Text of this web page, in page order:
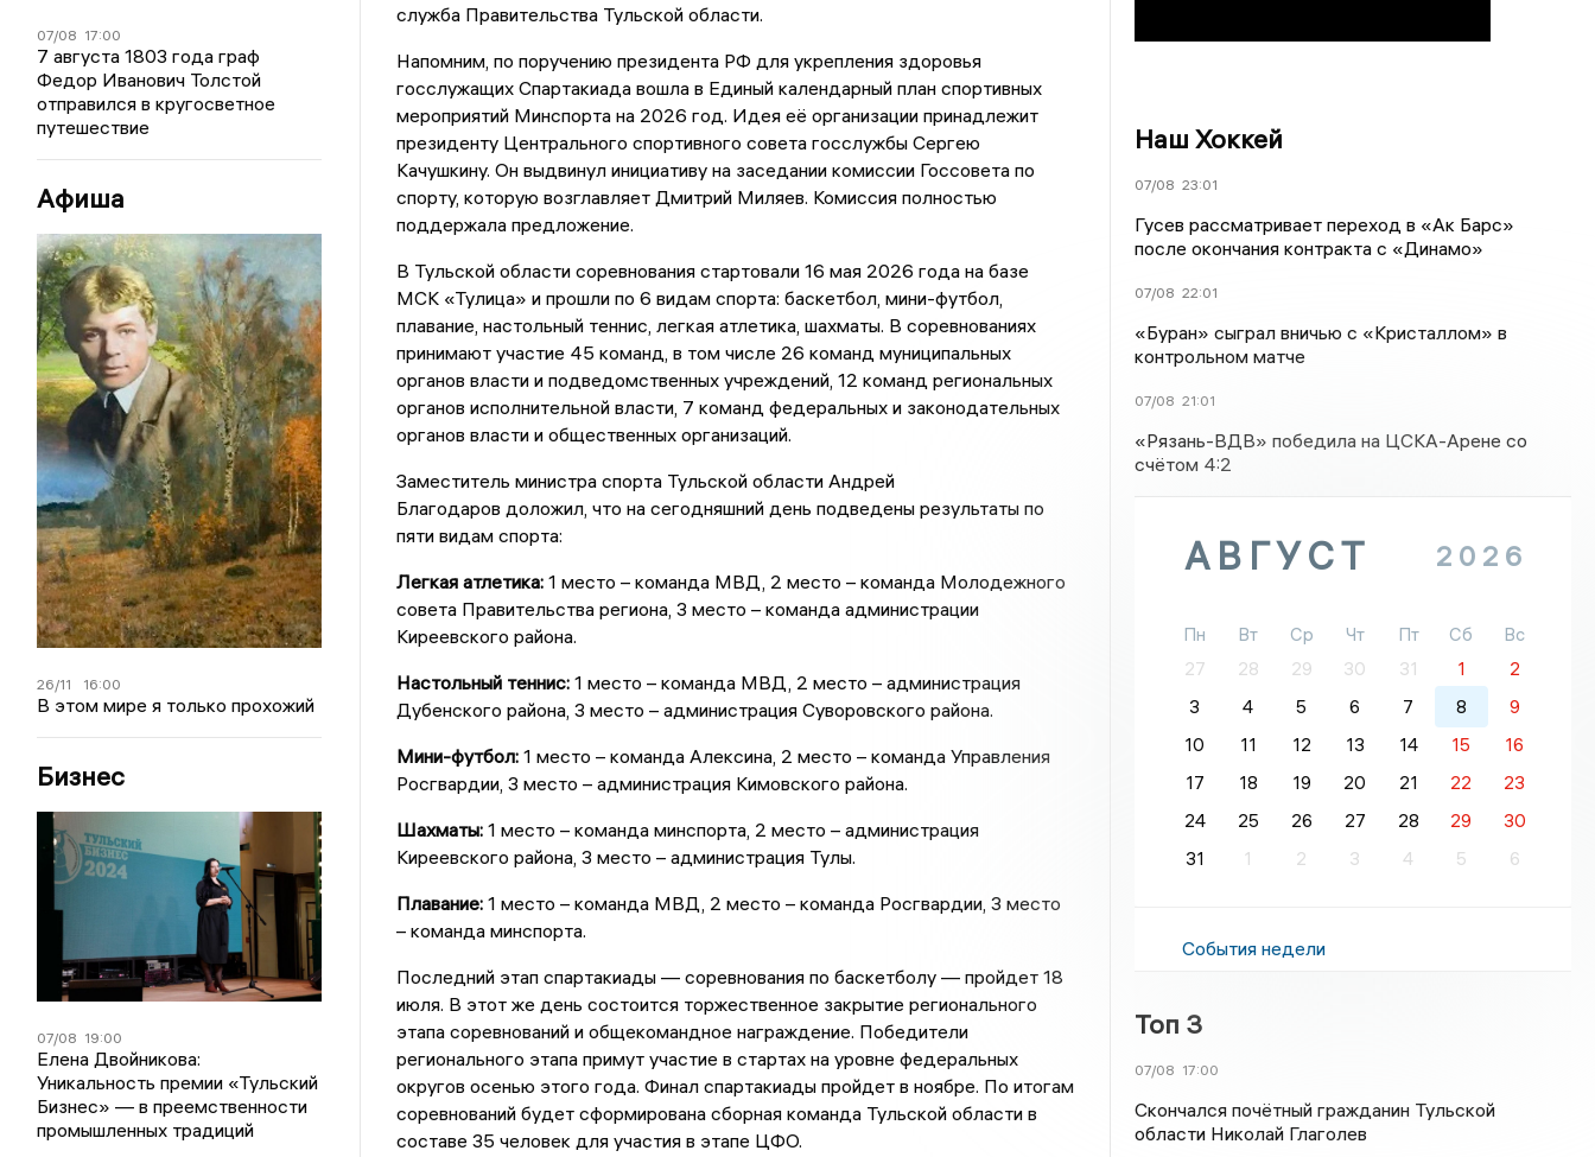
07/08 17:00
7 августа 1803 года граф
Федор Иванович Толстой
отправился в кругосветное
путешествие
Афиша
26/11 16:00
В этом мире я только прохожий
Бизнес
07/08 19:00
Елена Двойникова:
Уникальность премии «Тульский
Бизнес» — в преемственности
промышленных традиций
служба Правительства Тульской области.
Напомним, по поручению президента РФ для укрепления здоровья
госслужащих Спартакиада вошла в Единый календарный план спортивных
мероприятий Минспорта на 2026 год. Идея её организации принадлежит
президенту Центрального спортивного совета госслужбы Сергею
Качушкину. Он выдвинул инициативу на заседании комиссии Госсовета по
спорту, которую возглавляет Дмитрий Миляев. Комиссия полностью
поддержала предложение.
В Тульской области соревнования стартовали 16 мая 2026 года на базе
МСК «Тулица» и прошли по 6 видам спорта: баскетбол, мини-футбол,
плавание, настольный теннис, легкая атлетика, шахматы. В соревнованиях
принимают участие 45 команд, в том числе 26 команд муниципальных
органов власти и подведомственных учреждений, 12 команд региональных
органов исполнительной власти, 7 команд федеральных и законодательных
органов власти и общественных организаций.
Заместитель министра спорта Тульской области Андрей
Благодаров доложил, что на сегодняшний день подведены результаты по
пяти видам спорта:
Легкая атлетика:1 место – команда МВД, 2 место – команда Молодежного
совета Правительства региона, 3 место – команда администрации
Киреевского района.
Настольный теннис:1 место – команда МВД, 2 место – администрация
Дубенского района, 3 место – администрация Суворовского района.
Мини-футбол:1 место – команда Алексина, 2 место – команда Управления
Росгвардии, 3 место – администрация Кимовского района.
Шахматы:1 место – команда минспорта, 2 место – администрация
Киреевского района, 3 место – администрация Тулы.
Плавание:1 место – команда МВД, 2 место – команда Росгвардии, 3 место
– команда минспорта.
Последний этап спартакиады — соревнования по баскетболу — пройдет 18
июля. В этот же день состоится торжественное закрытие регионального
этапа соревнований и общекомандное награждение. Победители
регионального этапа примут участие в стартах на уровне федеральных
округов осенью этого года. Финал спартакиады пройдет в ноябре. По итогам
соревнований будет сформирована сборная команда Тульской области в
составе 35 человек для участия в этапе ЦФО.
Наш Хоккей
07/08 23:01
Гусев рассматривает переход в «Ак Барс»
после окончания контракта с «Динамо»
07/08 22:01
«Буран» сыграл вничью с «Кристаллом» в
контрольном матче
07/08 21:01
«Рязань-ВДВ» победила на ЦСКА-Арене со
счётом 4:2
АВГУСТ 2026
Пн Вт Ср Чт Пт Сб
Вс
27
28 29 30 31 1
2
3
4 5 6 7 8
9
10
11 12 13 14 15
16
17
18 19 20 21 22
23
24
25 26 27 28 29
30
31
1 2 3 4 5 6
События недели
Топ 3
07/08 17:00
Скончался почётный гражданин Тульской
области Николай Глаголев